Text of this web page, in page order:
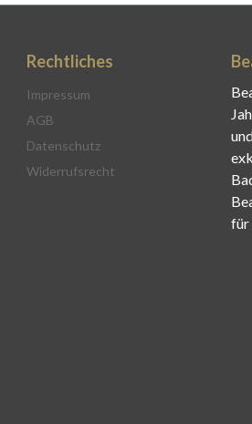
Rechtliches
Impressum
AGB
Datenschutz
Widerrufsrecht
für